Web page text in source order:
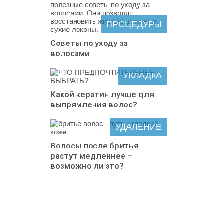
ПРОЦЕДУРЫ
Советы по уходу за
волосами
УКЛАДКА
Какой кератин лучше для
выпрямления волос?
УДАЛЕНИЕ
Волосы после бритья
растут медленнее –
возможно ли это?